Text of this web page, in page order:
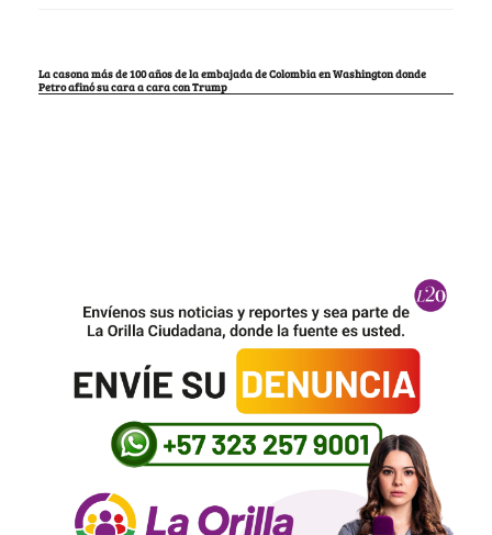
La casona más de 100 años de la embajada de Colombia en Washington donde
Petro afinó su cara a cara con Trump